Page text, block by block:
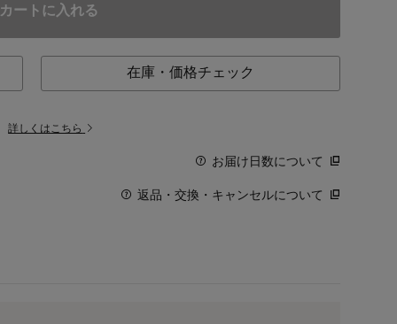
カートに入れる
在庫・価格チェック
詳しくはこちら
お届け日数について
返品・交換・キャンセルについて